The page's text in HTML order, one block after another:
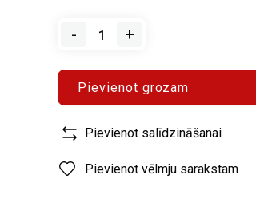
- +
Pievienot grozam
Pievienot salīdzināšanai
Pievienot vēlmju sarakstam